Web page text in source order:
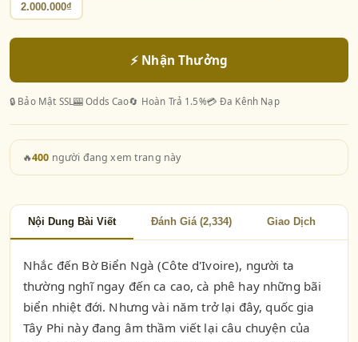
2.000.000₫
⚡ Nhận Thưởng
🔒 Bảo Mật SSL🎰 Odds Cao🔄 Hoàn Trả 1.5%💳 Đa Kênh Nạp
🔥400 người đang xem trang này
Nội Dung Bài Viết Đánh Giá (2,334) Giao Dịch
Nhắc đến Bờ Biển Ngà (Côte d'Ivoire), người ta
thường nghĩ ngay đến ca cao, cà phê hay những bãi
biển nhiệt đới. Nhưng vài năm trở lại đây, quốc gia
Tây Phi này đang âm thầm viết lại câu chuyện của